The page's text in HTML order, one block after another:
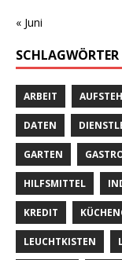
« Juni
SCHLAGWÖRTER
ARBEIT
DATEN
GARTEN
HILFSMITTEL
KREDIT
LEUCHTKISTEN